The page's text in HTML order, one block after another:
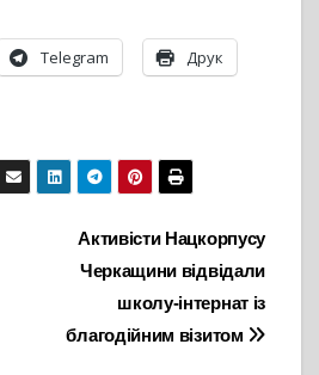
Telegram Друк
Активісти Нацкорпусу
Черкащини відвідали
школу-інтернат із
благодійним візитом